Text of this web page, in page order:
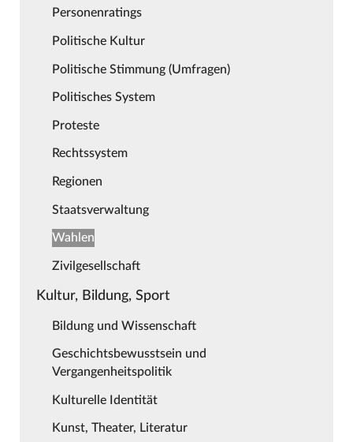
Personenratings
Politische Kultur
Politische Stimmung (Umfragen)
Politisches System
Proteste
Rechtssystem
Regionen
Staatsverwaltung
Wahlen
Zivilgesellschaft
Kultur, Bildung, Sport
Bildung und Wissenschaft
Geschichtsbewusstsein und
Vergangenheitspolitik
Kulturelle Identität
Kunst, Theater, Literatur